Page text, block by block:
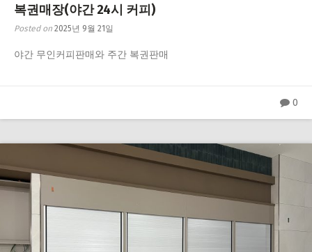
복권매장(야간 24시 커피)
Posted on 2025년 9월 21일
야간 무인커피판매와 주간 복권판매
0